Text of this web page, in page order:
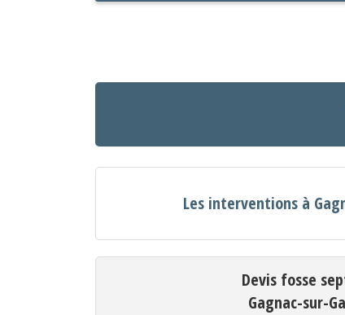
Les interventions à
Devis fosse
Gagnac-sur-